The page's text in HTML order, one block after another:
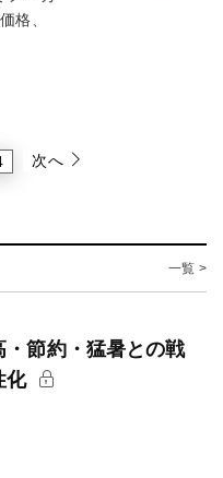
格、
次へ
一覧 >
節約・猛暑との戦
化